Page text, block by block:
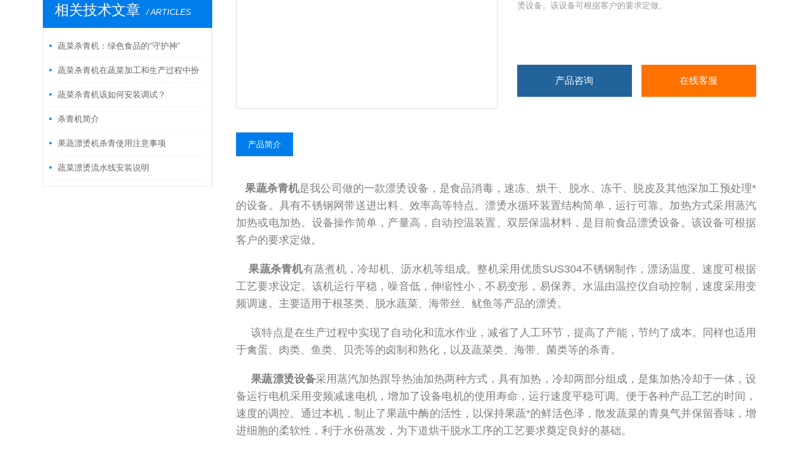
相关技术文章 / ARTICLES
蔬菜杀青机：绿色食品的“守护神”
蔬菜杀青机在蔬菜加工和生产过程中扮
演着重要的角色
蔬菜杀青机该如何安装调试？
杀青机简介
果蔬漂烫机杀青使用注意事项
蔬菜漂烫流水线安装说明
烫设备。该设备可根据客户的要求定做。
产品咨询 在线客服
产品简介
果蔬杀青机是我公司做的一款漂烫设备，是食品消毒，速冻、烘干、脱水、冻干、脱皮及其他深加工预处理*
的设备。具有不锈钢网带送进出料、效率高等特点。漂烫水循环装置结构简单，运行可靠。加热方式采用蒸汽
加热或电加热。设备操作简单，产量高，自动控温装置、双层保温材料，是目前食品漂烫设备。该设备可根据
客户的要求定做。
果蔬杀青机有蒸煮机，冷却机、沥水机等组成。整机采用优质SUS304不锈钢制作，漂汤温度、速度可根据
工艺要求设定。该机运行平稳，噪音低，伸缩性小，不易变形，易保养。水温由温控仪自动控制，速度采用变
频调速。主要适用于根茎类、脱水蔬菜、海带丝、鱿鱼等产品的漂烫。
该特点是在生产过程中实现了自动化和流水作业，减省了人工环节，提高了产能，节约了成本。同样也适用
于禽蛋、肉类、鱼类、贝壳等的卤制和熟化，以及蔬菜类、海带、菌类等的杀青。
果蔬漂烫设备采用蒸汽加热跟导热油加热两种方式，具有加热，冷却两部分组成，是集加热冷却于一体，设
备运行电机采用变频减速电机，增加了设备电机的使用寿命，运行速度平稳可调。便于各种产品工艺的时间，
速度的调控。通过本机，制止了果蔬中酶的活性，以保持果蔬*的鲜活色泽，散发蔬菜的青臭气并保留香味，增
进细胞的柔软性，利于水份蒸发，为下道烘干脱水工序的工艺要求奠定良好的基础。